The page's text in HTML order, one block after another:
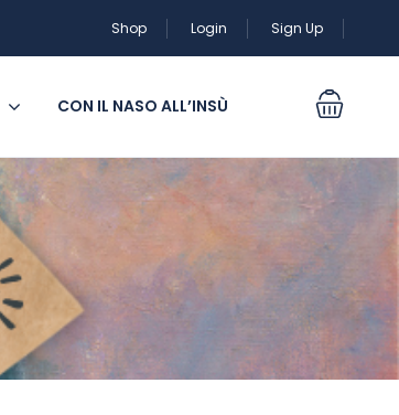
Shop Login Sign Up
CON IL NASO ALL’INSÙ